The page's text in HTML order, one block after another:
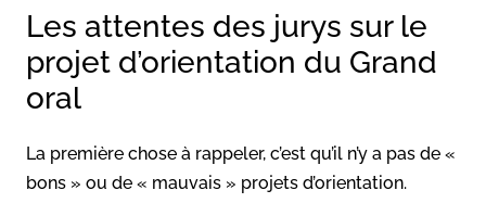
Les attentes des jurys sur le
projet d’orientation du Grand
oral
La première chose à rappeler, c’est qu’il n’y a pas de «
bons » ou de « mauvais » projets d’orientation.